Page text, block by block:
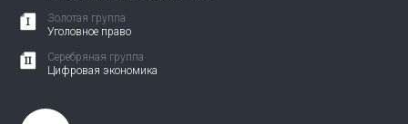
Золотая группа
Уголовное право
Серебряная группа
Цифровая экономика